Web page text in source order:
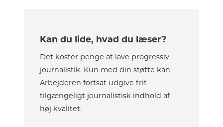
Kan du lide, hvad du læser?
Det koster penge at lave progressiv
journalistik. Kun med din støtte kan
Arbejderen fortsat udgive frit
tilgængeligt journalistisk indhold af
høj kvalitet.